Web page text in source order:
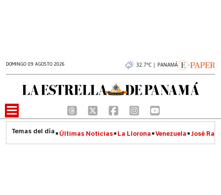
DOMINGO 09 AGOSTO 2026 32.7°C | PANAMÁ
Últimas Noticias La Llorona Venezuela José